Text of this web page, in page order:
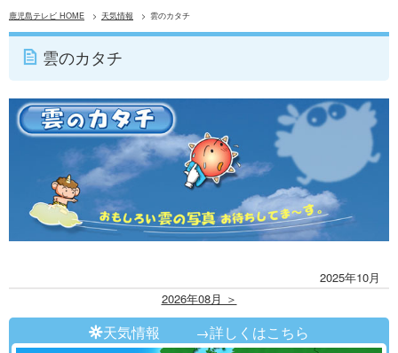
鹿児島テレビ HOME 天気情報 雲のカタチ
雲のカタチ
2025年10月
2026年08月 ＞
天気情報 →詳しくはこちら